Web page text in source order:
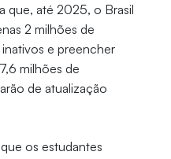
que, até 2025, o Brasil
2 milhões de
e preencher
milhões de
de atualização
os estudantes